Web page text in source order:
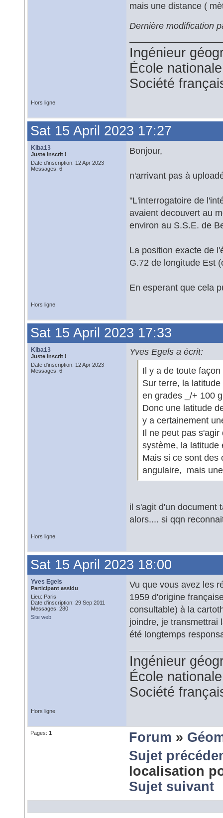
mais une distance (
Dernière modification
Ingénieur
École
Société
Hors ligne
Sat 15 April 2023 17:27
Kiba13
Juste Inscrit !
Date d'inscription: 12 Apr 2023
Messages: 6
Bonjour,
n'arrivant pas à
"L'interrogatoire de
avaient decouvert au
environ au S.S.E. de
La position exacte de
G.72 de longitude Est
En esperant que cela
Hors ligne
Sat 15 April 2023 17:33
Kiba13
Juste Inscrit !
Date d'inscription: 12 Apr 2023
Messages: 6
Yves Egels a écrit:
Il y a de toute
Sur terre, la
en grades _/+ 100
Donc une latitude
y a certainement
Il ne peut pas
système, la latitude
Mais si ce sont des
angulaire, mais
il s'agit d'un document
alors.... si qqn
Hors ligne
Sat 15 April 2023 18:00
Yves Egels
Participant assidu
Lieu: Paris
Date d'inscription: 29 Sep 2011
Messages: 280
Site web
Vu que vous avez les
1959 d'origine
consultable) à la
joindre, je transmettrai
été longtemps
Ingénieur
École
Société
Hors ligne
Pages: 1 Forum »
Sujet
localisation
Sujet suivant